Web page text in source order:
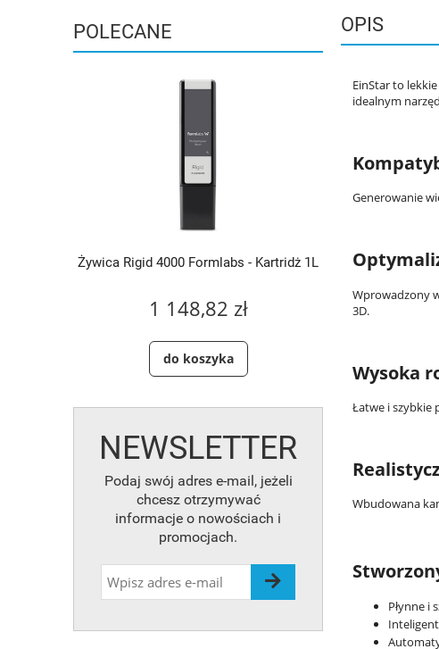
POLECANE
Żywica Rigid 4000 Formlabs - Kartridż 1L
1 148,82 zł
do koszyka
Żywica
NEWSLETTER
Podaj swój adres e-mail, jeżeli
chcesz otrzymywać
informacje o nowościach i
promocjach.
OPIS
EinStar to
idealnym
Generowanie
Wprowadzony
3D.
Wysoka
Łatwe i szybkie
Wbudowana
Płynne i